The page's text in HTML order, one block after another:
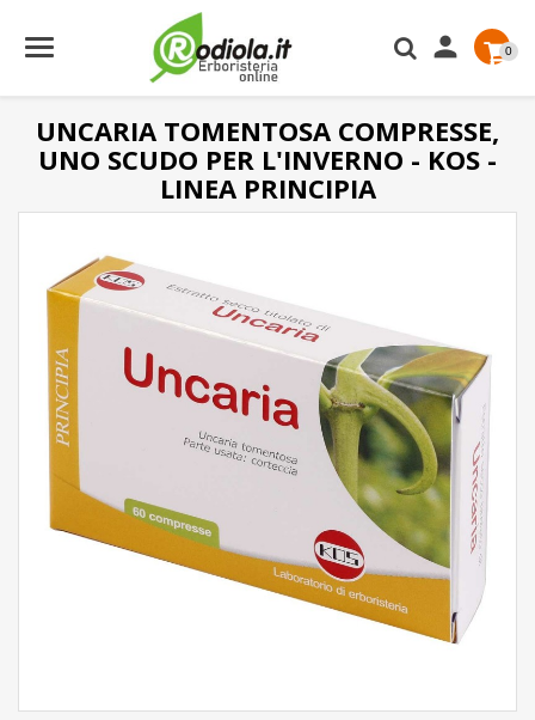
 0
UNCARIA TOMENTOSA COMPRESSE,
UNO SCUDO PER L'INVERNO - KOS -
LINEA PRINCIPIA